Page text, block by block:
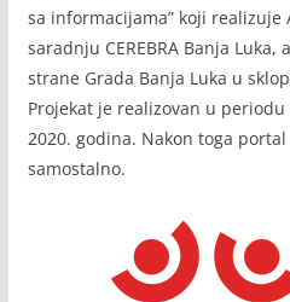
sa informacijama” koji realizuje
saradnju CEREBRA Banja
strane Grada Banja Luka u
Projekat je realizovan u
2020. godina. Nakon toga
samostalno.